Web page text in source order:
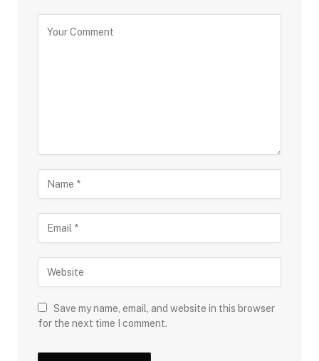
Save my name, email, and website in this browser
for the next time I comment.